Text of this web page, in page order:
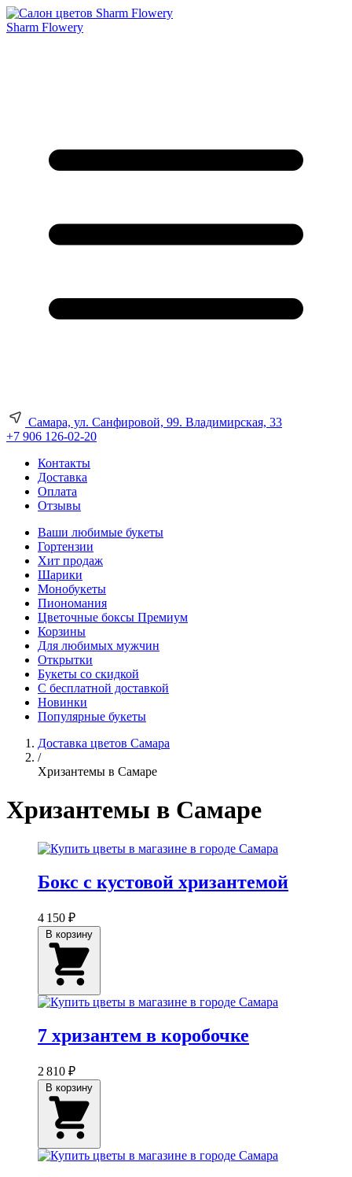
Sharm Flowery
Самара, ул. Санфировой, 99. Владимирская, 33
+7 906 126-02-20
Контакты
Доставка
Оплата
Отзывы
Ваши любимые букеты
Гортензии
Хит продаж
Шарики
Монобукеты
Пиономания
Цветочные боксы Премиум
Корзины
Для любимых мужчин
Открытки
Букеты со скидкой
С бесплатной доставкой
Новинки
Популярные букеты
Доставка цветов Самара
/
Хризантемы в Самаре
Хризантемы в Самаре
Бокс с кустовой хризантемой
4 150 ₽
7 хризантем в коробочке
2 810 ₽